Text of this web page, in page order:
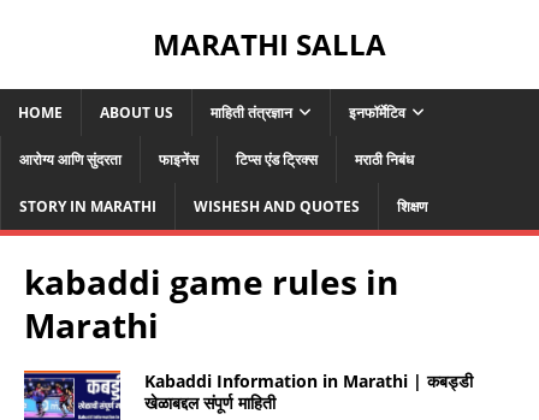
MARATHI SALLA
HOME ABOUT US माहिती तंत्रज्ञान इनफॉर्मेटिव
आरोग्य आणि सुंदरता फाइनेंस टिप्स एंड ट्रिक्स मराठी निबंध
STORY IN MARATHI WISHESH AND QUOTES शिक्षण
kabaddi game rules in
Marathi
Kabaddi Information in Marathi | कबड्डी
खेळाबद्दल संपूर्ण माहिती